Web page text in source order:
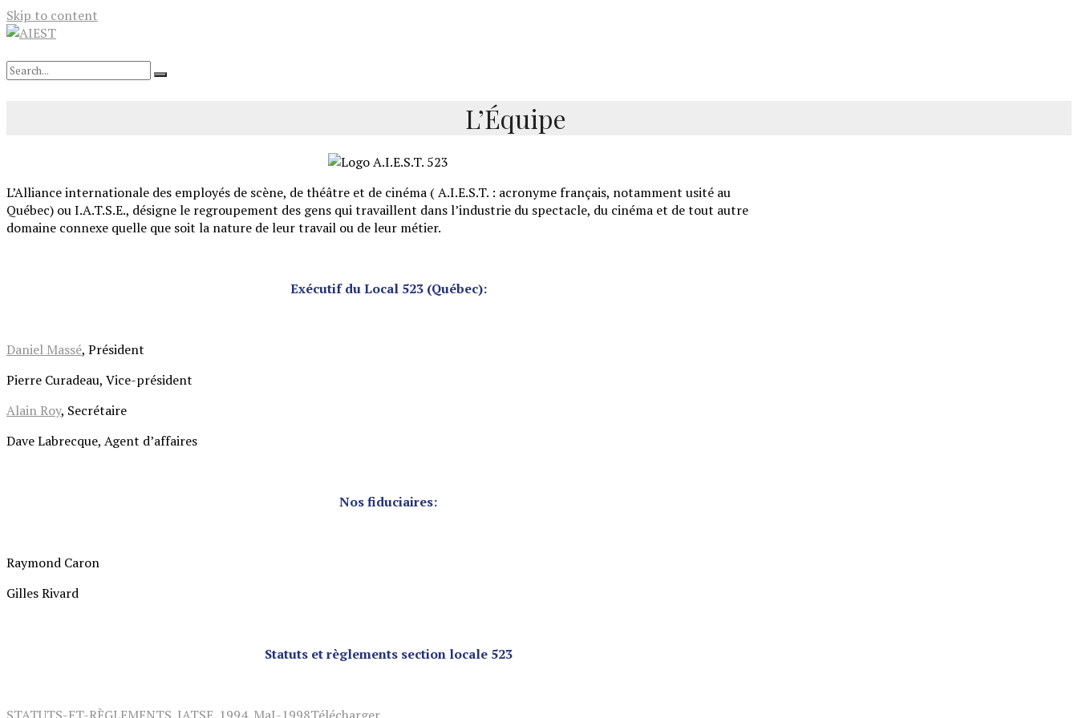
Skip to content
L’Équipe
L’Alliance internationale des employés de scène, de théâtre et de cinéma ( A.I.E.S.T. : acronyme français, notamment usité au
Québec) ou I.A.T.S.E., désigne le regroupement des gens qui travaillent dans l’industrie du spectacle, du cinéma et de tout autre
domaine connexe quelle que soit la nature de leur travail ou de leur métier.
Exécutif du Local 523 (Québec):
Daniel Massé, Président
Pierre Curadeau, Vice-président
Alain Roy, Secrétaire
Dave Labrecque, Agent d’affaires
Nos fiduciaires:
Raymond Caron
Gilles Rivard
Statuts et règlements section locale 523
STATUTS-ET-RÈGLEMENTS_IATSE_1994_MaJ-1998Télécharger